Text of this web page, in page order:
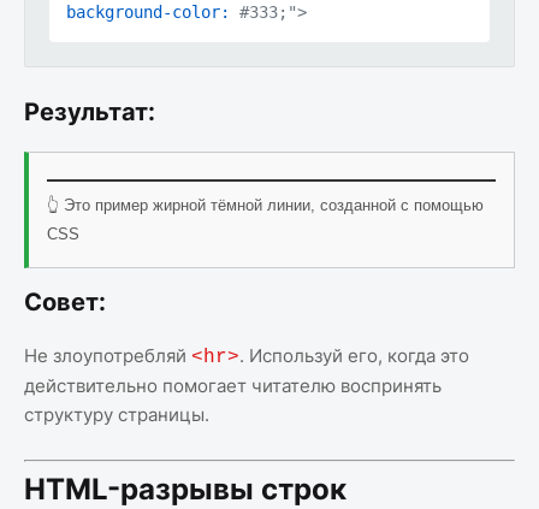
background-color:
#333;">
Результат:
👆 Это пример жирной тёмной линии, созданной с помощью
CSS
Совет:
Не злоупотребляй <hr>. Используй его, когда это
действительно помогает читателю воспринять
структуру страницы.
HTML-разрывы строк